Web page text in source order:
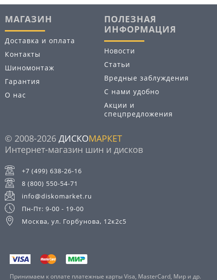
МАГАЗИН
Доставка и оплата
Контакты
Шиномонтаж
Гарантия
О нас
ПОЛЕЗНАЯ
ИНФОРМАЦИЯ
Новости
Статьи
Вредные заблуждения
С нами удобно
Акции и
спецпредложения
© 2008-2026 ДИСКОМАРКЕТ
Интернет-магазин шин и дисков
+7 (499) 638-26-16
8 (800) 550-54-71
info@diskomarket.ru
Пн-Пт: 9-00 - 19-00
Москва, ул. Горбунова, 12к2с5
Принимаем к оплате платежные карты Visa, MasterCard, Мир и др.